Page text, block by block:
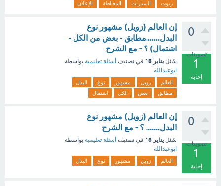
زيوت
السيارات المغالطة الإعلان
0
تصويتات
1
إجابة
إن العالم (زويل) مشهور نوع
البدل.......مطابق - بعض من الكل -
اشتمال) ؟ - مع الشرح
سُئل يناير 18 في تصنيف أسئلة تعليمية بواسطة
ابوعبدالله
العالم زويل مشهور نوع
البدل
مطابق
بعض الكل اشتمال
0
تصويتات
1
إجابة
إن العالم (زويل) مشهور نوع
البدل....... ؟ - مع الشرح
سُئل يناير 18 في تصنيف أسئلة تعليمية بواسطة
ابوعبدالله
العالم زويل مشهور نوع البدل